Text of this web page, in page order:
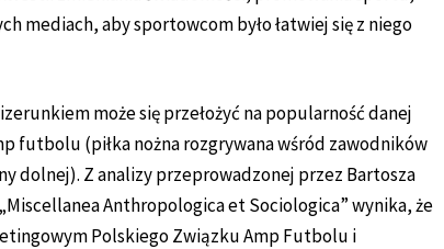
mediach, aby sportowcom było łatwiej się z niego
może się przełożyć na popularność danej
futbolu (piłka nożna rozgrywana wśród zawodników
dolnej). Z analizy przeprowadzonej przez Bartosza
Anthropologica et Sociologica” wynika, że
Polskiego Związku Amp Futbolu i